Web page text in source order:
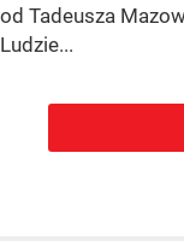
od Tadeusza
Ludzie...